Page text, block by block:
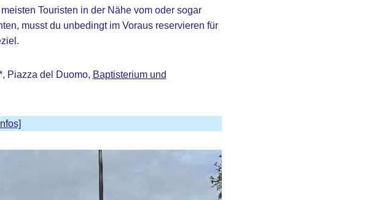
Touristen in der Nähe vom oder sogar
musst du unbedingt im Voraus reservieren für
Piazza del Duomo, Baptisterium und